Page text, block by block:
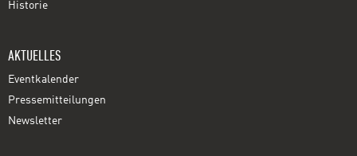
Historie
AKTUELLES
Eventkalender
Pressemitteilungen
Newsletter